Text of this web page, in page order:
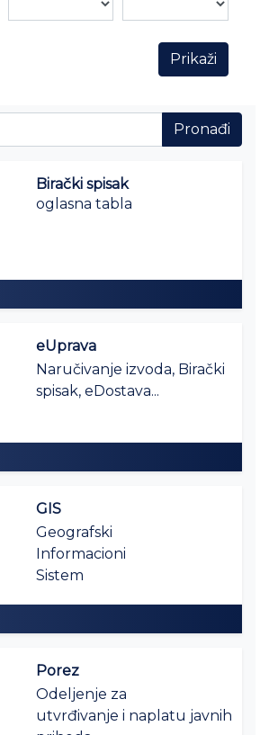
Birački spisak
oglasna tabla
eUprava
Naručivanje izvoda, Birački
spisak, eDostava...
GIS
Geografski
Informacioni
Sistem
Porez
Odeljenje za
utvrđivanje i naplatu javnih